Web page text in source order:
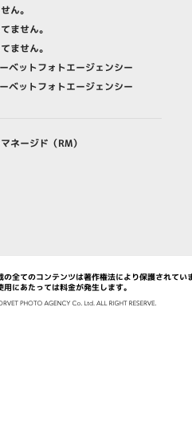
ん。
ません。
ません。
ベットフォトエージェンシー
ベットフォトエージェンシー
ネージド（RM）
の全てのコンテンツは著作権法により保護されてい
用にあたっては料金が発生します。